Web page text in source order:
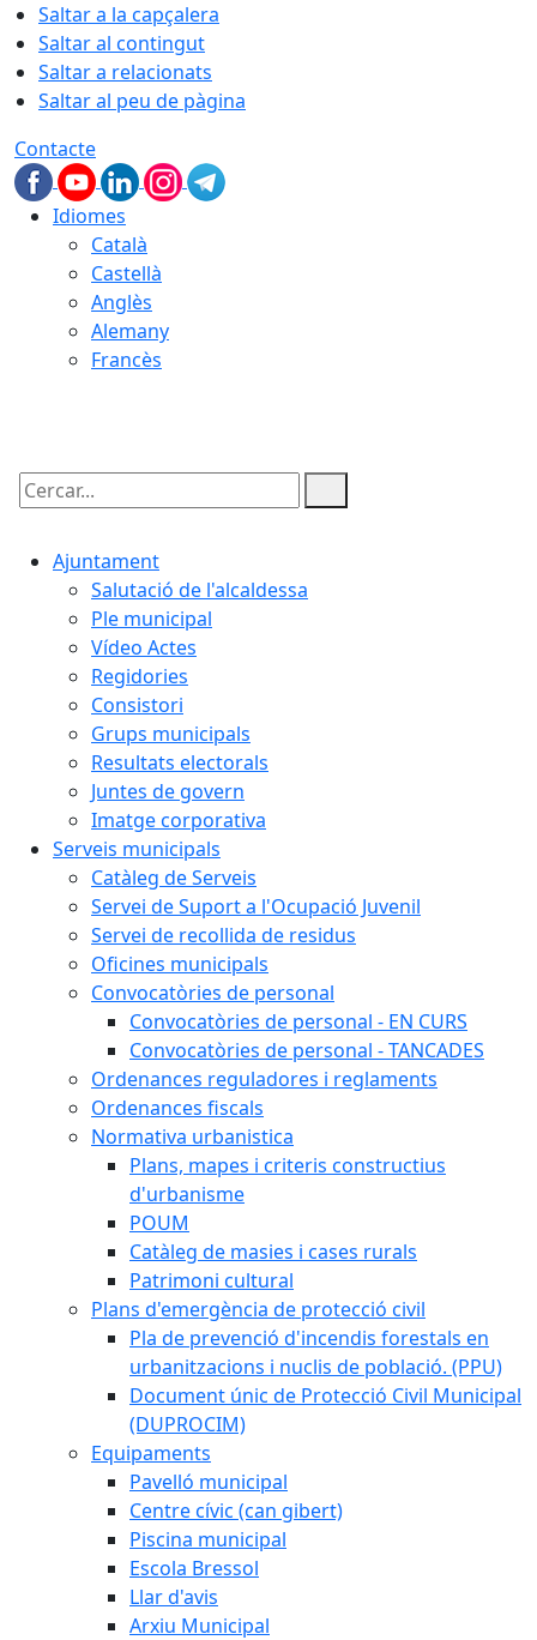
Saltar a la capçalera
Saltar al contingut
Saltar a relacionats
Saltar al peu de pàgina
Contacte
Idiomes
Català
Castellà
Anglès
Alemany
Francès
Cercar:
Ajuntament
Salutació de l'alcaldessa
Ple municipal
Vídeo Actes
Regidories
Consistori
Grups municipals
Resultats electorals
Juntes de govern
Imatge corporativa
Serveis municipals
Catàleg de Serveis
Servei de Suport a l'Ocupació Juvenil
Servei de recollida de residus
Oficines municipals
Convocatòries de personal
Convocatòries de personal - EN CURS
Convocatòries de personal - TANCADES
Ordenances reguladores i reglaments
Ordenances fiscals
Normativa urbanistica
Plans, mapes i criteris constructius
d'urbanisme
POUM
Catàleg de masies i cases rurals
Patrimoni cultural
Plans d'emergència de protecció civil
Pla de prevenció d'incendis forestals en
urbanitzacions i nuclis de població. (PPU)
Document únic de Protecció Civil Municipal
(DUPROCIM)
Equipaments
Pavelló municipal
Centre cívic (can gibert)
Piscina municipal
Escola Bressol
Llar d'avis
Arxiu Municipal